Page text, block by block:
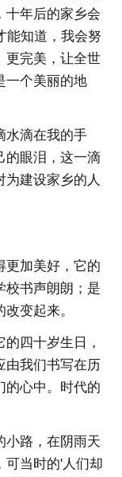
十年后的家乡会
能知道，我会努
更完美，让全世
一个美丽的地
水滴在我的手
的眼泪，这一滴
建设家乡的人
更加美好，它的
校书声朗朗；是
变起来。
四十岁生日，
由我们书写在历
的心中。时代的
小路，在阴雨天
可当时的'人们却